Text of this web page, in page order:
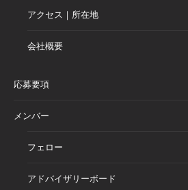
アクセス｜所在地
会社概要
応募要項
メンバー
フェロー
アドバイザリーボード